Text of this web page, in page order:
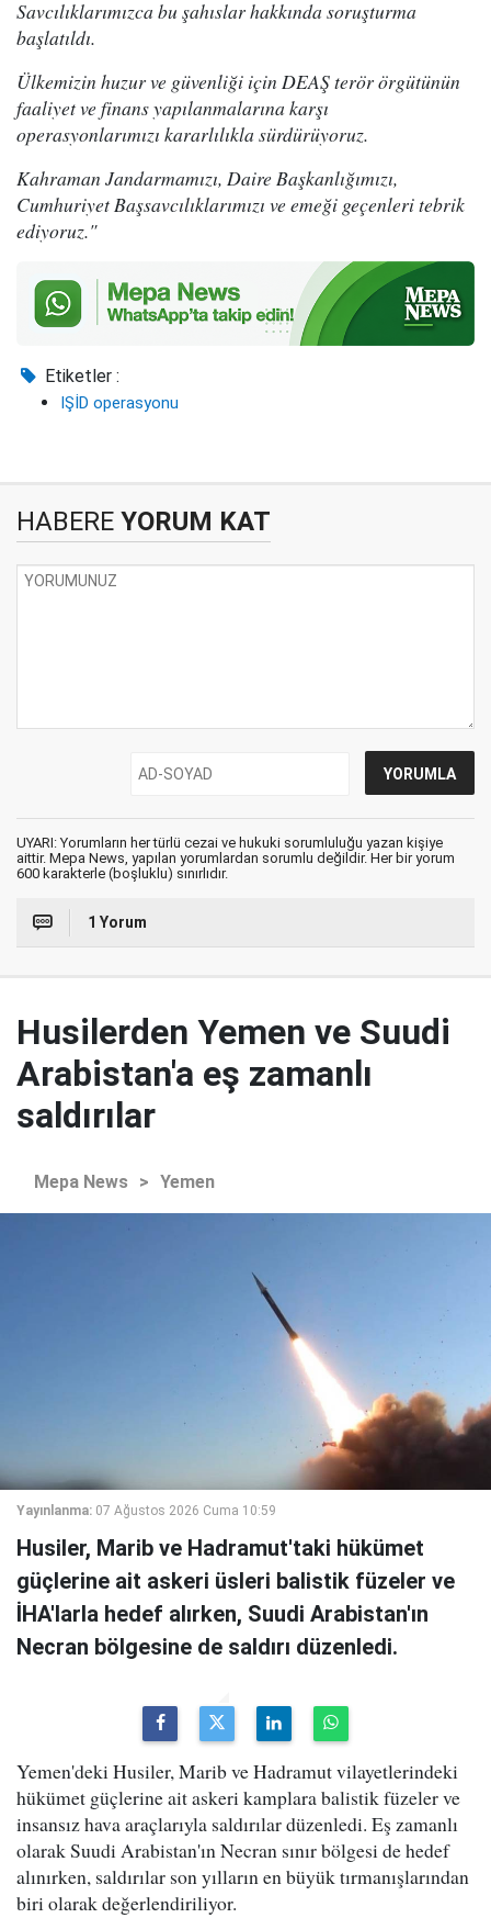
Savcılıklarımızca bu şahıslar hakkında soruşturma
başlatıldı.
Ülkemizin huzur ve güvenliği için DEAŞ terör örgütünün
faaliyet ve finans yapılanmalarına karşı
operasyonlarımızı kararlılıkla sürdürüyoruz.
Kahraman Jandarmamızı, Daire Başkanlığımızı,
Cumhuriyet Başsavcılıklarımızı ve emeği geçenleri tebrik
ediyoruz."
Etiketler :
IŞİD operasyonu
HABERE YORUM KAT
UYARI: Yorumların her türlü cezai ve hukuki sorumluluğu yazan kişiye
aittir. Mepa News, yapılan yorumlardan sorumlu değildir. Her bir yorum
600 karakterle (boşluklu) sınırlıdır.
1 Yorum
Husilerden Yemen ve Suudi
Arabistan'a eş zamanlı
saldırılar
Mepa News > Yemen
Yayınlanma: 07 Ağustos 2026 Cuma 10:59
Husiler, Marib ve Hadramut'taki hükümet
güçlerine ait askeri üsleri balistik füzeler ve
İHA'larla hedef alırken, Suudi Arabistan'ın
Necran bölgesine de saldırı düzenledi.
Yemen'deki Husiler, Marib ve Hadramut vilayetlerindeki
hükümet güçlerine ait askeri kamplara balistik füzeler ve
insansız hava araçlarıyla saldırılar düzenledi. Eş zamanlı
olarak Suudi Arabistan'ın Necran sınır bölgesi de hedef
alınırken, saldırılar son yılların en büyük tırmanışlarından
biri olarak değerlendiriliyor.